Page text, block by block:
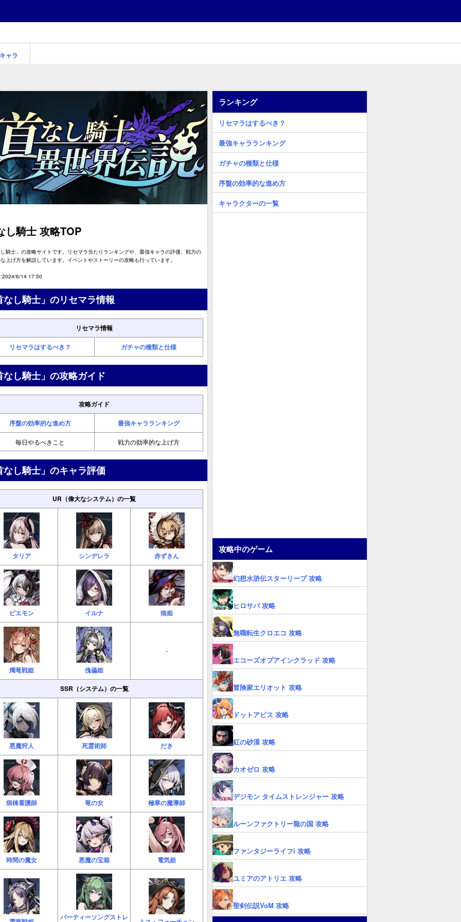
ャラ
し騎士 攻略TOP
騎士」の攻略サイトです。リセマラ当たりランキングや、最強キャラの評価、戦力の
上げ方を解説しています。イベントやストーリーの攻略も行っています。
6/14 17:50
なし騎士」のリセマラ情報
リセマラ情報
リセマラはするべき？ ガチャの種類と仕様
なし騎士」の攻略ガイド
攻略ガイド
序盤の効率的な進め方 最強キャラランキング
毎日やるべきこと 戦力の効率的な上げ方
なし騎士」のキャラ評価
UR（偉大なシステム）の一覧
タリア シンデレラ 赤ずきん
ピエモン イルナ 狼姫
燭竜戦姫 傀儡姫
-
SSR（システム）の一覧
悪魔狩人 死霊術師 だき
病棟看護師 竜の女 極寒の魔導師
時間の魔女 悪魔の宝箱 電気姫
パーティーソングストレ
ランキング
リセマラはするべき？
最強キャラランキング
ガチャの種類と仕様
序盤の効率的な進め方
キャラクターの一覧
攻略中のゲーム
幻想水滸伝スターリープ 攻略
ヒロサバ 攻略
無職転生クロエコ 攻略
エコーズオブアインクラッド 攻略
冒険家エリオット 攻略
ドットアビス 攻略
紅の砂漠 攻略
カオゼロ 攻略
デジモン タイムストレンジャー 攻略
ルーンファクトリー龍の国 攻略
ファンタジーライフi 攻略
ユミアのアトリエ 攻略
聖剣伝説VoM 攻略